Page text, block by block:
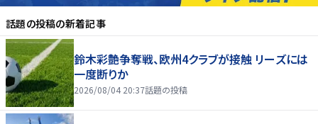
話題の投稿の新着記事
鈴木彩艶争奪戦、欧州4クラブが接触 リーズには
一度断りか
2026/08/04 20:37話題の投稿